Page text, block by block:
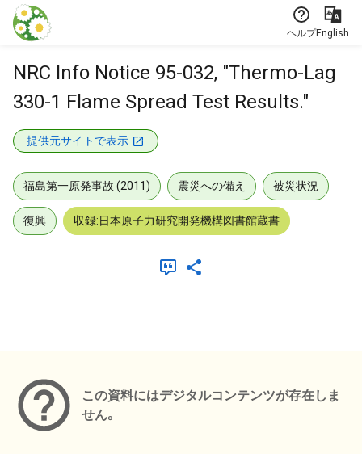
本文に飛ぶ
ヘルプEnglish
NRC Info Notice 95-032, "Thermo-Lag
330-1 Flame Spread Test Results."
提供元サイトで表示
福島第一原発事故 (2011) 震災への備え 被災状況
復興 収録:日本原子力研究開発機構図書館蔵書
この資料にはデジタルコンテンツが存在しま
せん。